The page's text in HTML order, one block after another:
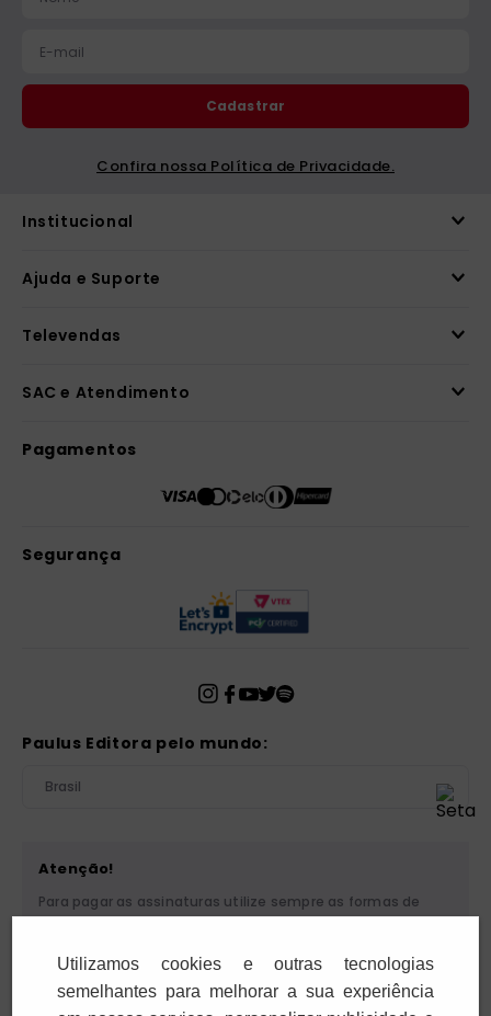
Confira nossa Política de Privacidade.
Cadastrar
Institucional
Ajuda e Suporte
Televendas
SAC e Atendimento
Pagamentos
Segurança
Paulus Editora pelo mundo:
Brasil
Atenção!
Para pagar as assinaturas utilize sempre as formas de
ou de pessoa física. Se você receber algum tipo de
cobrança suspeita, entre em contato conosco pelo
telefone (11) 5087-3600 ou pelo e-mail
Utilizamos cookies e outras tecnologias
semelhantes para melhorar a sua experiência